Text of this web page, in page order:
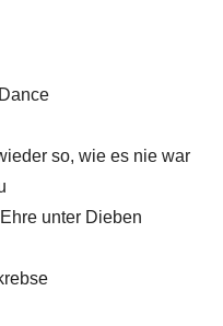
so, wie es nie war
unter Dieben